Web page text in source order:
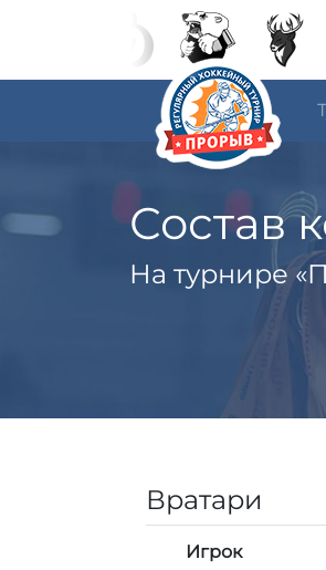
Состав
На турнире
Вратари
Игрок